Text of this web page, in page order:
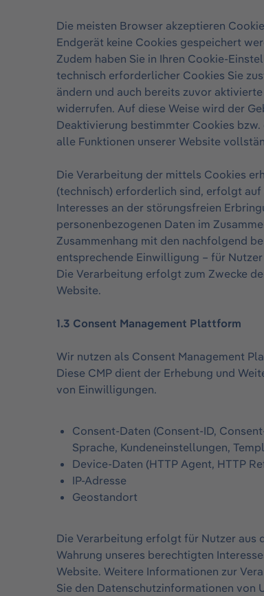
Die meisten Browser akzeptieren
Endgerät keine Cookies gespeichert
Zudem haben Sie in Ihren Cookie-
technisch erforderlicher Cookies Sie
ändern und auch bereits zuvor
widerrufen. Auf diese Weise wird der
Deaktivierung bestimmter Cookies
alle Funktionen unserer Website
Die Verarbeitung der mittels Cookies
(technisch) erforderlich sind, erfolgt auf
Interesses an der störungsfreien
personenbezogenen Daten im
Zusammenhang mit den nachfolgend
entsprechende Einwilligung – für
Die Verarbeitung erfolgt zum Zwecke
Website.
1.3 Consent Management Plattform
Wir nutzen als Consent Management
Diese CMP dient der Erhebung und
von Einwilligungen.
Consent-Daten (Consent-ID,
Sprache, Kundeneinstellungen,
Device-Daten (HTTP Agent, HTTP
IP-Adresse
Geostandort
Die Verarbeitung erfolgt für Nutzer aus
Wahrung unseres berechtigten
Website. Weitere Informationen zur
Sie den Datenschutzinformationen